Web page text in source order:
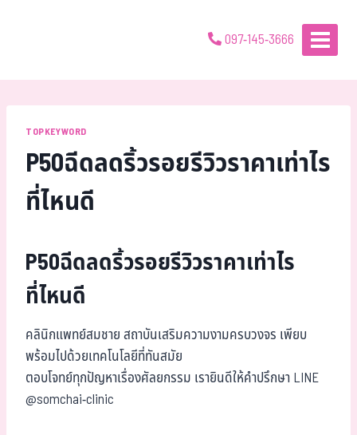
097-145-3666
TOPKEYWORD
P50ฉีดลดริ้วรอยรีวิวราคาเท่าไร
ที่ไหนดี
P50ฉีดลดริ้วรอยรีวิวราคาเท่าไร
ที่ไหนดี
คลินิกแพทย์สมชาย สถาบันเสริมความงามครบวงจร เพียบ
พร้อมไปด้วยเทคโนโลยีที่ทันสมัย
ตอบโจทย์ทุกปัญหาเรื่องศัลยกรรม เรายินดีให้คำปรึกษา LINE
@somchai-clinic